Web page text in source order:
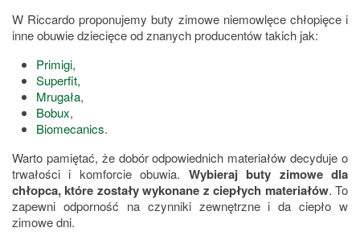
W Riccardo proponujemy buty zimowe niemowlęce chłopięce i
inne obuwie dziecięce od znanych producentów takich jak:
Primigi,
Superfit,
Mrugała,
Bobux,
Biomecanics.
Warto pamiętać, że dobór odpowiednich materiałów decyduje o
trwałości i komforcie obuwia. Wybieraj buty zimowe dla
chłopca, które zostały wykonane z ciepłych materiałów. To
zapewni odporność na czynniki zewnętrzne i da ciepło w
zimowe dni.